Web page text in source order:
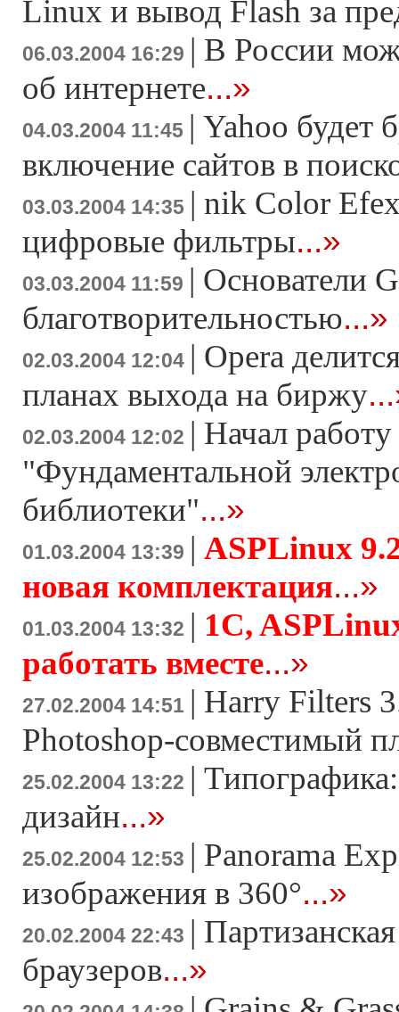
Linux и вывод Flash за
06.03.2004 16:29 | В России
об интернете...»
04.03.2004 11:45 | Yahoo будет
включение сайтов в
03.03.2004 14:35 | nik Color
цифровые фильтры...»
03.03.2004 11:59 | Основатели
благотворительностью...»
02.03.2004 12:04 | Opera
планах выхода на биржу
02.03.2004 12:02 | Начал
"Фундаментальной
библиотеки"...»
01.03.2004 13:39 | ASPLinux
новая комплектация...»
01.03.2004 13:32 | 1C,
работать вместе...»
27.02.2004 14:51 | Harry Filters
Photoshop-совместимый
25.02.2004 13:22 |
дизайн...»
25.02.2004 12:53 | Panorama
изображения в 360°...»
20.02.2004 22:43 |
браузеров...»